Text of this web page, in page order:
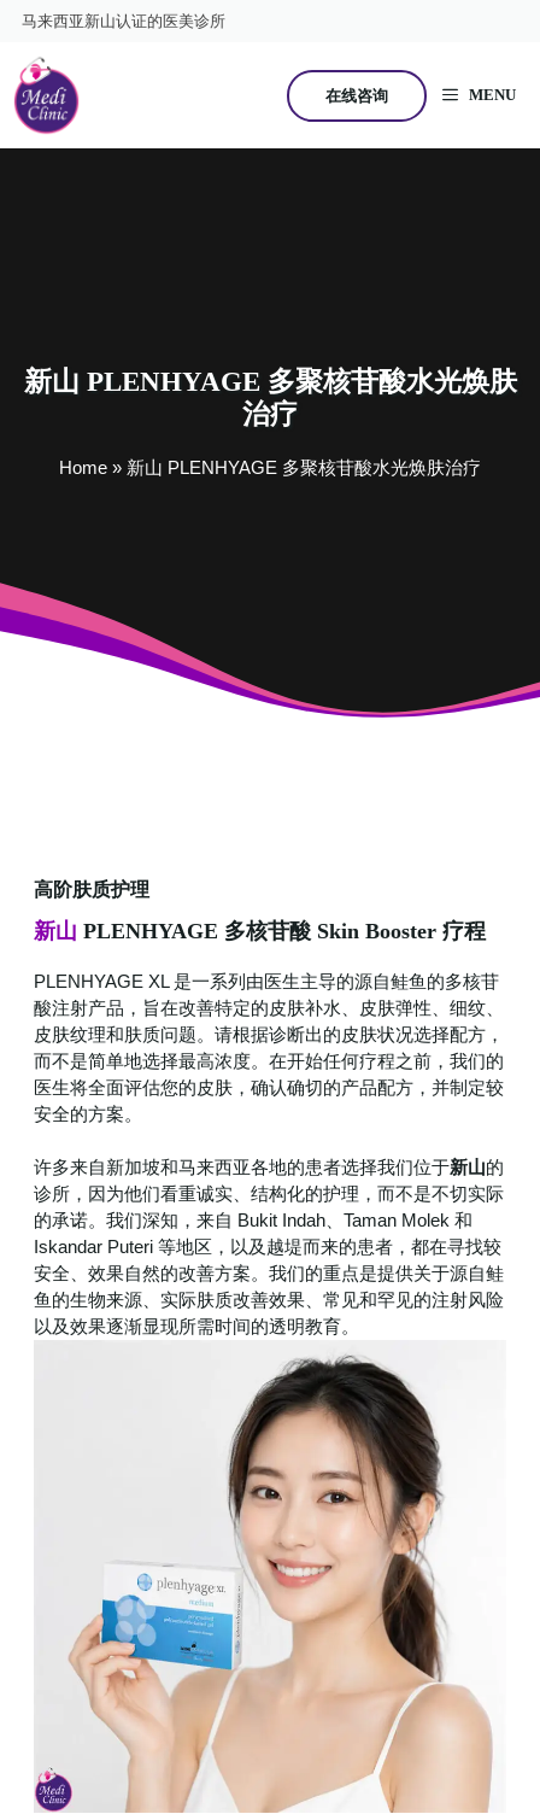
容
马来西亚新山认证的医美诊所
MENU
在线咨询
新山 PLENHYAGE 多聚核苷酸水光焕肤
治疗
Home » 新山 PLENHYAGE 多聚核苷酸水光焕肤治疗
高阶肤质护理
新山 PLENHYAGE 多核苷酸 Skin Booster 疗程
PLENHYAGE XL 是一系列由医生主导的源自鲑鱼的多核苷
酸注射产品，旨在改善特定的皮肤补水、皮肤弹性、细纹、
皮肤纹理和肤质问题。请根据诊断出的皮肤状况选择配方，
而不是简单地选择最高浓度。在开始任何疗程之前，我们的
医生将全面评估您的皮肤，确认确切的产品配方，并制定较
安全的方案。
许多来自新加坡和马来西亚各地的患者选择我们位于新山的
诊所，因为他们看重诚实、结构化的护理，而不是不切实际
的承诺。我们深知，来自 Bukit Indah、Taman Molek 和
Iskandar Puteri 等地区，以及越堤而来的患者，都在寻找较
安全、效果自然的改善方案。我们的重点是提供关于源自鲑
鱼的生物来源、实际肤质改善效果、常见和罕见的注射风险
以及效果逐渐显现所需时间的透明教育。